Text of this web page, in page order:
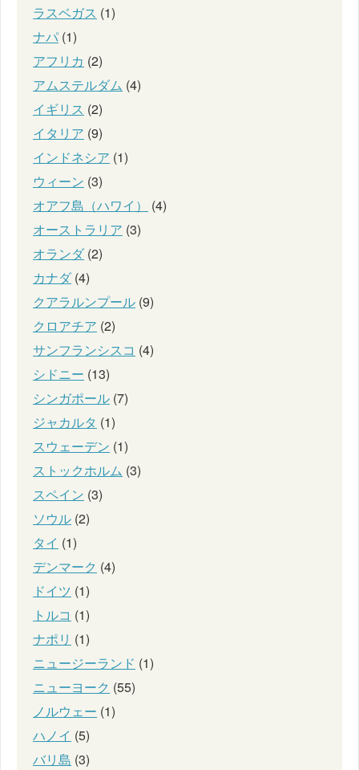
ラスベガス (1)
ナパ (1)
アフリカ (2)
アムステルダム (4)
イギリス (2)
イタリア (9)
インドネシア (1)
ウィーン (3)
オアフ島（ハワイ）
(4)
オーストラリア (3)
オランダ(2)
カナダ(4)
クアラルンプール (9)
クロアチア (2)
サンフランシスコ (4)
シドニー (13)
シンガポール (7)
ジャカルタ (1)
スウェーデン (1)
ストックホルム (3)
スペイン (3)
ソウル (2)
タイ (1)
デンマーク (4)
ドイツ (1)
トルコ (1)
ナポリ (1)
ニュージーランド (1)
ニューヨーク (55)
ノルウェー (1)
ハノイ (5)
バリ島 (3)